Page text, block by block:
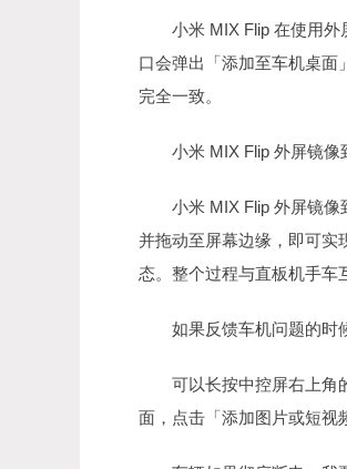
小米 MIX Flip 在使用外
口会弹出「添加至车机桌面
完全一致。
小米 MIX Flip 外屏镜像
小米 MIX Flip 外屏镜像
并拖动至屏幕边缘，即可实
态。整个过程与直板机手车
如果反馈车机问题的时
可以长按中控屏右上角的
面，点击「添加图片或短视